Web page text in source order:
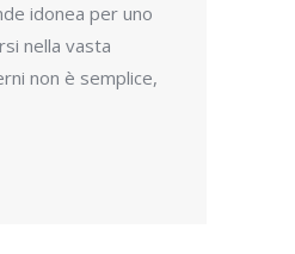
idonea per uno
nella vasta
non è semplice,